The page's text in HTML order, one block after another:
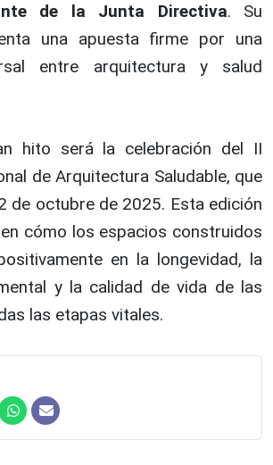
de la Junta Directiva. Su
una apuesta firme por una
entre arquitectura y salud
hito será la celebración del II
de Arquitectura Saludable, que
de octubre de 2025. Esta edición
cómo los espacios construidos
en la longevidad, la
y la calidad de vida de las
las etapas vitales.